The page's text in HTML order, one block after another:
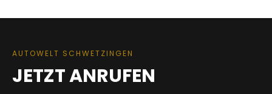
AUTOWELT SCHWETZINGEN
JETZT ANRUFEN